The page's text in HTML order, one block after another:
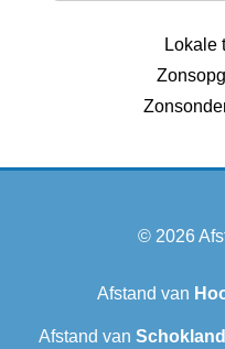
Lokale
© 2026
Afstand van
Afstand van Schokland